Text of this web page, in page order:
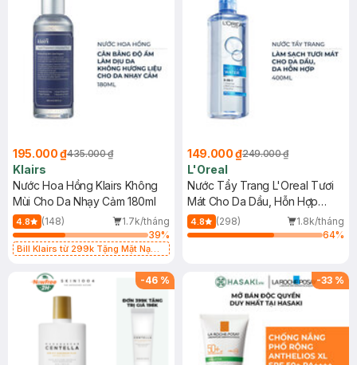
195.000 ₫435.000 ₫
Klairs
Nước Hoa Hồng Klairs Không
Mùi Cho Da Nhạy Cảm 180ml
4.8 (148)
1.7k/tháng
39%
Bill Klairs từ 299k Tặng Mặt Nạ
25ml (SL Có Hạn)
149.000 ₫249.000 ₫
L'Oreal
Nước Tẩy Trang L'Oreal Tươi
Mát Cho Da Dầu, Hỗn Hợp
400ml
4.8 (298)
1.8k/tháng
64%
-46 % -33 %